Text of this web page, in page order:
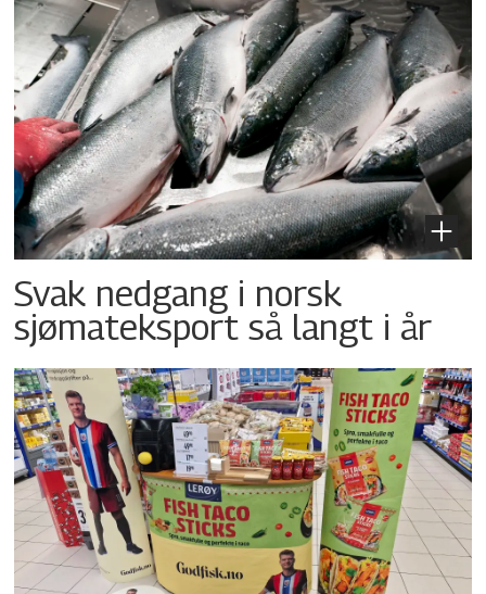
Svak nedgang i norsk
sjømateksport så langt i år